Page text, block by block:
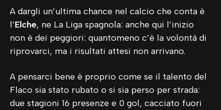
A dargli un’ultima chance nel calcio che conta è
l’Elche, ne La Liga spagnola: anche qui l’inizio
non è dei peggiori: quantomeno c’è la volontà di
riprovarci, ma i risultati attesi non arrivano.
A pensarci bene è proprio come se il talento del
Flaco sia stato rubato o si sia perso per strada:
due stagioni 16 presenze e 0 gol, cacciato fuori